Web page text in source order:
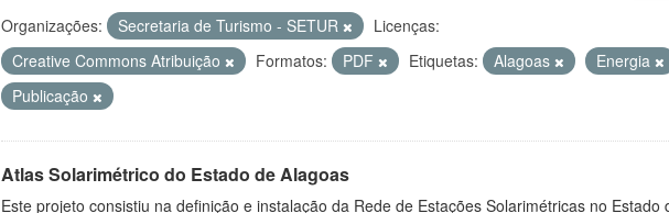
Organizações: Secretaria de Turismo - SETUR
Licenças:
Creative Commons Atribuição
Formatos: PDF Etiquetas: Alagoas Energia
Publicação
Atlas Solarimétrico do Estado de Alagoas
Este projeto consistiu na definição e instalação da Rede de Estações Solarimétricas no Estado